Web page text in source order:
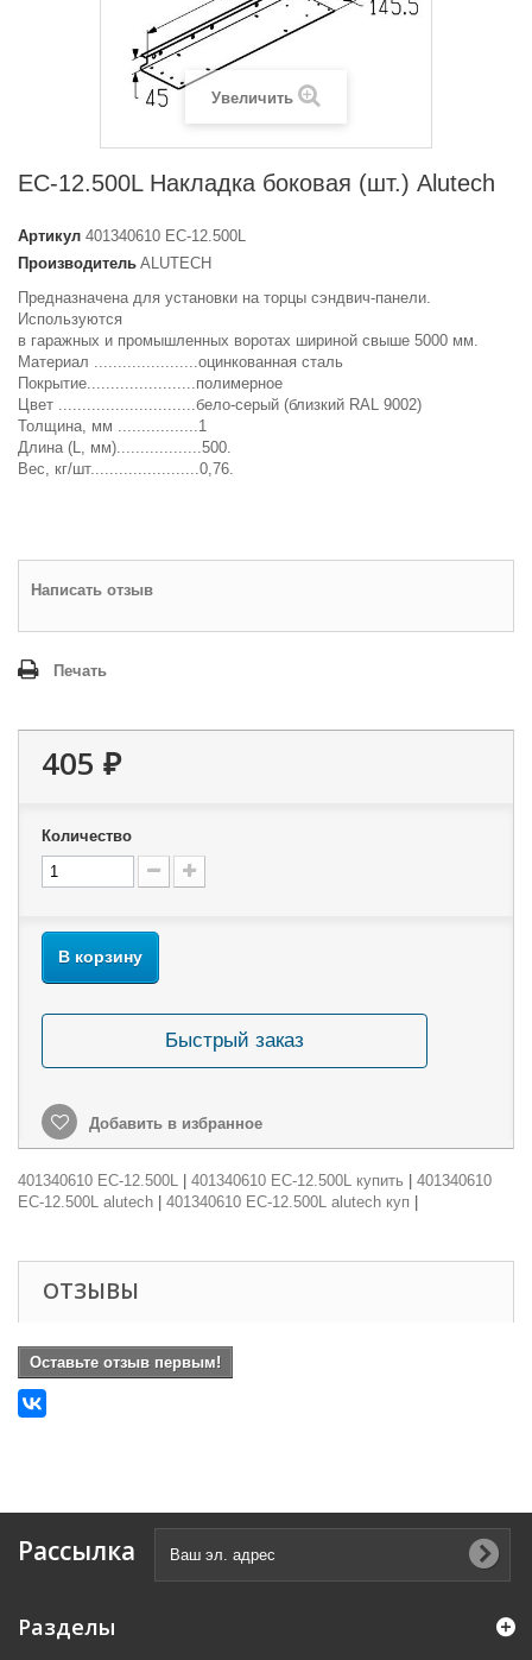
Увеличить
EC-12.500L Накладка боковая (шт.) Alutech
Артикул 401340610 EC-12.500L
Производитель ALUTECH
Предназначена для установки на торцы сэндвич-панели.
Используются
в гаражных и промышленных воротах шириной свыше 5000 мм.
Материал ......................оцинкованная сталь
Покрытие.......................полимерное
Цвет .............................бело-серый (близкий RAL 9002)
Толщина, мм .................1
Длина (L, мм)..................500.
Вес, кг/шт.......................0,76.
Написать отзыв
Печать
405 ₽
Количество
В корзину
Быстрый заказ
Добавить в избранное
401340610 EC-12.500L 401340610 EC-12.500L купить
401340610
EC-12.500L alutech
401340610 EC-12.500L alutech куп
ОТЗЫВЫ
Оставьте отзыв первым!
Рассылка
Разделы